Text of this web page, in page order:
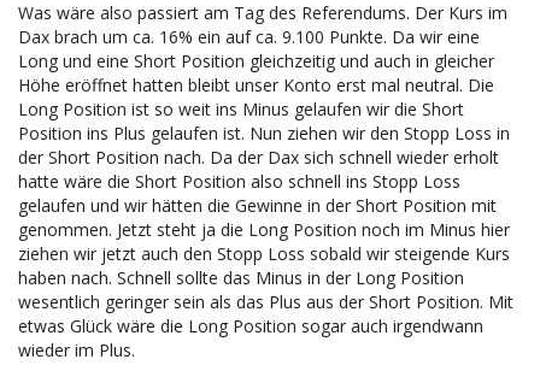
Was wäre also passiert am Tag des Referendums. Der Kurs im
Dax brach um ca. 16% ein auf ca. 9.100 Punkte. Da wir eine
Long und eine Short Position gleichzeitig und auch in gleicher
Höhe eröffnet hatten bleibt unser Konto erst mal neutral. Die
Long Position ist so weit ins Minus gelaufen wir die Short
Position ins Plus gelaufen ist. Nun ziehen wir den Stopp Loss in
der Short Position nach. Da der Dax sich schnell wieder erholt
hatte wäre die Short Position also schnell ins Stopp Loss
gelaufen und wir hätten die Gewinne in der Short Position mit
genommen. Jetzt steht ja die Long Position noch im Minus hier
ziehen wir jetzt auch den Stopp Loss sobald wir steigende Kurs
haben nach. Schnell sollte das Minus in der Long Position
wesentlich geringer sein als das Plus aus der Short Position. Mit
etwas Glück wäre die Long Position sogar auch irgendwann
wieder im Plus.